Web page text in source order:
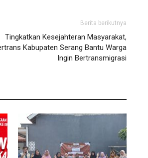
Berita berikutnya
Tingkatkan Kesejahteran Masyarakat,
Kabupaten Serang Bantu Warga
Ingin Bertransmigrasi